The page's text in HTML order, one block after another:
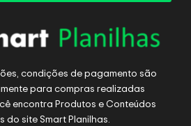
condições de pagamento são
para compras realizadas
encontra Produtos e Conteúdos
do site Smart Planilhas.